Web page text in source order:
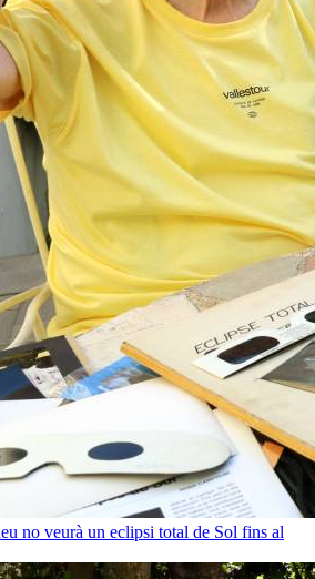
no veurà un eclipsi total de Sol fins al